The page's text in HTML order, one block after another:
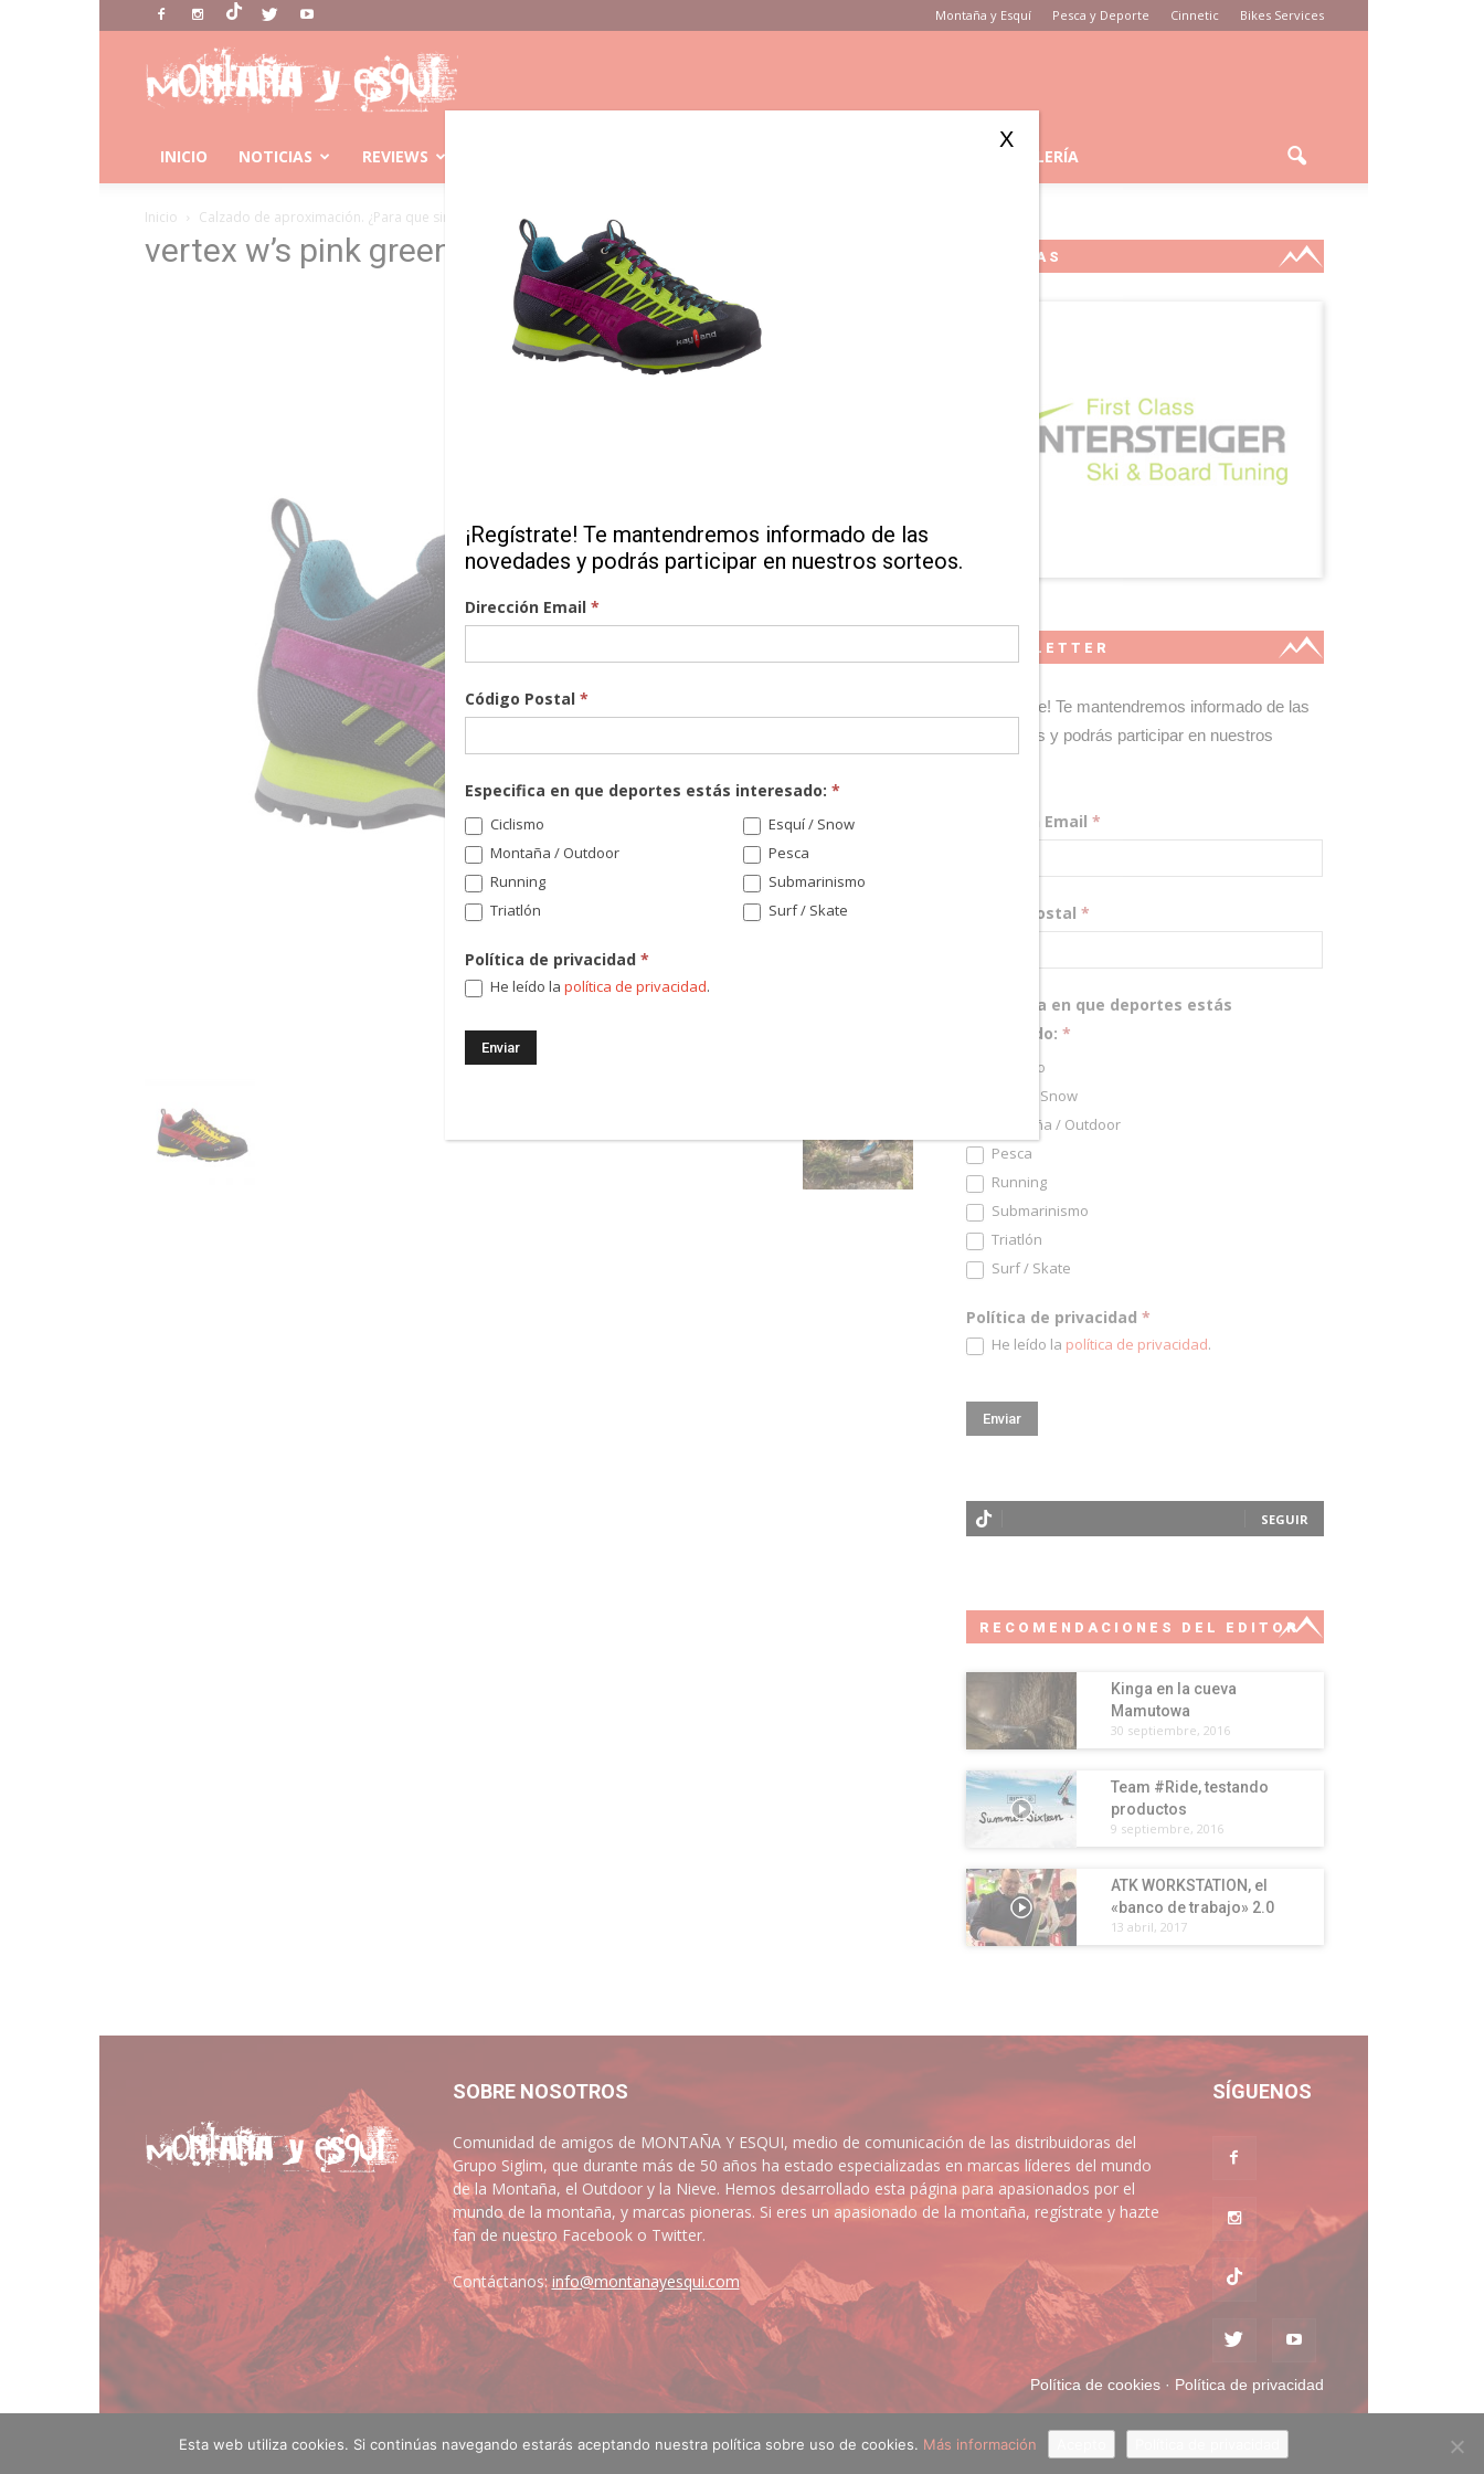
Montaña y Esquí Pesca y Deporte Cinnetic Bikes Services
Y
Esqui
INICIO NOTICIAS REVIEWS GALERÍA
Inicio Calzado de aproximación. ¿Para que sirve? vertex w's pink green
vertex w’s pink green MARCAS
NEWSLETTER
¡Regístrate! Te mantendremos informado de las
novedades y podrás participar en nuestros
Dirección Email *
Código Postal *
Especifica en que deportes estás
interesado: *
Ciclismo
Esquí / Snow
Montaña / Outdoor
Pesca
Running
Submarinismo
Triatlón
Surf / Skate
Política de privacidad *
He leído la política de privacidad.
SEGUIR
RECOMENDACIONES DEL EDITOR
Kinga en la cueva
Mamutowa
30 septiembre, 2016
Team #Ride, testando
productos
9 septiembre, 2016
ATK WORKSTATION, el
«banco de trabajo» 2.0
13 abril, 2017
SOBRE NOSOTROS
Comunidad de amigos de MONTAÑA Y ESQUI, medio de comunicación de las distribuidoras del
Grupo Siglim, que durante más de 50 años ha estado especializadas en marcas líderes del mundo
de la Montaña, el Outdoor y la Nieve. Hemos desarrollado esta página para apasionados por el
mundo de la montaña, y marcas pioneras. Si eres un apasionado de la montaña, regístrate y hazte
fan de nuestro Facebook o Twitter.
Contáctanos:info@montanayesqui.com
SÍGUENOS
Política de cookies· Política de privacidad
¡Regístrate! Te mantendremos informado de las
novedades y podrás participar en nuestros sorteos.
Dirección Email*
Código Postal*
Especifica en que deportes estás interesado:*
Ciclismo
Esquí / Snow
Montaña / Outdoor
Pesca
Running
Submarinismo
Triatlón
Surf / Skate
Política de privacidad*
He leído lapolítica de privacidad.
X
Esta web utiliza cookies. Si continúas navegando estarás aceptando nuestra política sobre uso de cookies. Más información